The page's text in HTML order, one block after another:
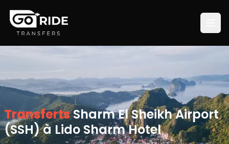
TransfertsSharm El Sheikh Airport
(SSH) à Lido Sharm Hotel